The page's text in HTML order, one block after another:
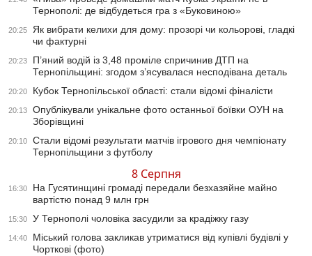
Тернополі: де відбудеться гра з «Буковиною»
20:25
Як вибрати келихи для дому: прозорі чи кольорові, гладкі
чи фактурні
20:23
П’яний водій із 3,48 проміле спричинив ДТП на
Тернопільщині: згодом з’ясувалася несподівана деталь
20:20 Кубок Тернопільської області: стали відомі фіналісти
20:13
Опублікували унікальне фото останньої боївки ОУН на
Зборівщині
20:10
Стали відомі результати матчів ігрового дня чемпіонату
Тернопільщини з футболу
8 Серпня
16:30
На Гусятинщині громаді передали безхазяйне майно
вартістю понад 9 млн грн
15:30 У Тернополі чоловіка засудили за крадіжку газу
14:40
Міський голова закликав утриматися від купівлі будівлі у
Чорткові (фото)